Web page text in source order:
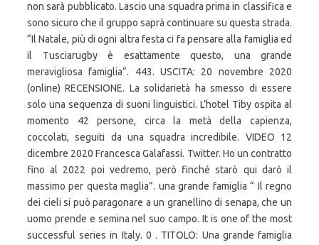
non sarà pubblicato. Lascio una squadra prima in classifica e
sono sicuro che il gruppo saprà continuare su questa strada.
“Il Natale, più di ogni altra festa ci fa pensare alla famiglia ed
il Tusciarugby è esattamente questo, una grande
meravigliosa famiglia”. 443. USCITA: 20 novembre 2020
(online) RECENSIONE. La solidarietà ha smesso di essere
solo una sequenza di suoni linguistici. L’hotel Tiby ospita al
momento 42 persone, circa la metà della capienza,
coccolati, seguiti da una squadra incredibile. VIDEO 12
dicembre 2020 Francesca Galafassi. Twitter. Ho un contratto
fino al 2022 poi vedremo, però finché starò qui darò il
massimo per questa maglia”. una grande famiglia “ Il regno
dei cieli si può paragonare a un granellino di senapa, che un
uomo prende e semina nel suo campo. It is one of the most
successful series in Italy. 0 . TITOLO: Una grande famiglia